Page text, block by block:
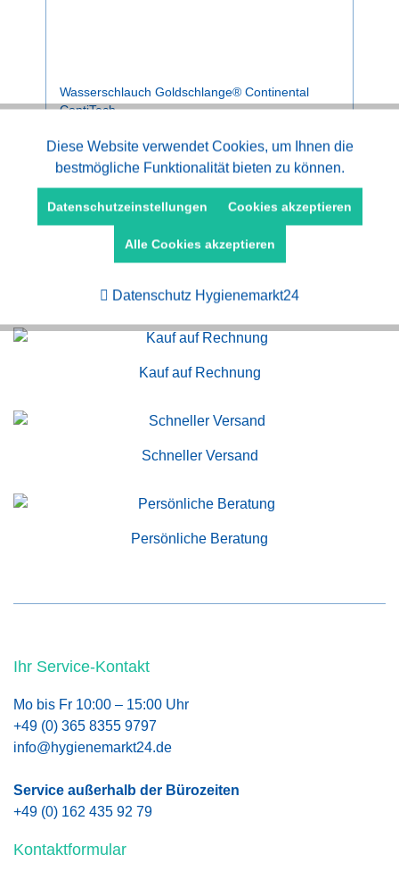
Wasserschlauch Goldschlange® Continental
ContiTech
ab 16,80 € *
Kauf auf Rechnung
Schneller Versand
Persönliche Beratung
Ihr Service-Kontakt
Mo bis Fr 10:00 – 15:00 Uhr
+49 (0) 365 8355 9797
info@hygienemarkt24.de
Service außerhalb der Bürozeiten
+49 (0) 162 435 92 79
Kontaktformular
Funktionale Aktiv
Marketing Aktiv
Aktiv
Diese Website verwendet Cookies, um Ihnen die
bestmögliche Funktionalität bieten zu können.
Datenschutzeinstellungen Cookies akzeptieren
Alle Cookies akzeptieren
Datenschutz Hygienemarkt24